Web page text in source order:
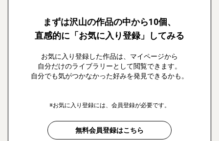
まずは沢山の作品の中から10個、
直感的に「お気に入り登録」してみる
お気に入り登録した作品は、マイページから
自分だけのライブラリーとして閲覧できます。
自分でも気がつかなかった好みを発見できるかも。
※お気に入り登録には、会員登録が必要です。
無料会員登録はこちら